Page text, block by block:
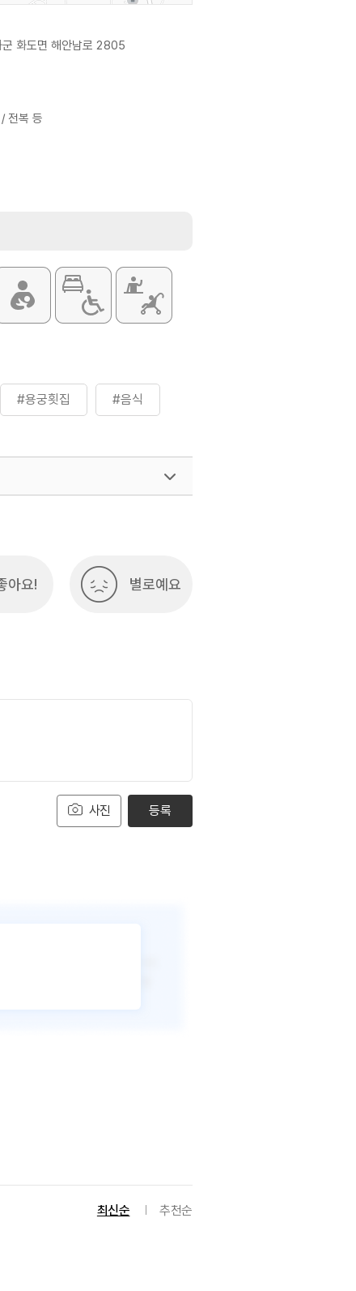
군 화도면 해안남로 2805
전복 등
#용궁횟집 #음식
아요! 별로예요
사진 등록
최신순 추천순